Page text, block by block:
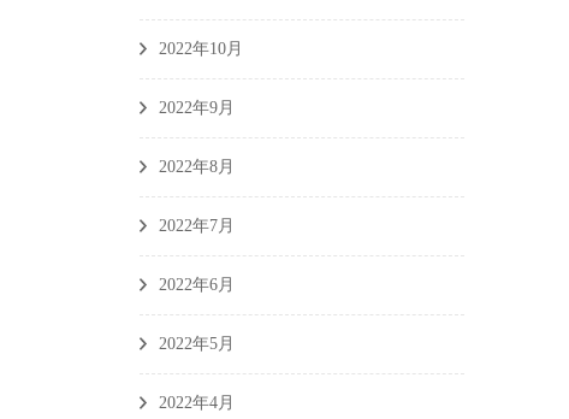
2022年10月
2022年9月
2022年8月
2022年7月
2022年6月
2022年5月
2022年4月